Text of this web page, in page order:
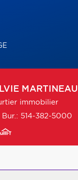
MARTINEAU
immobilier
Bur.: 514-382-5000